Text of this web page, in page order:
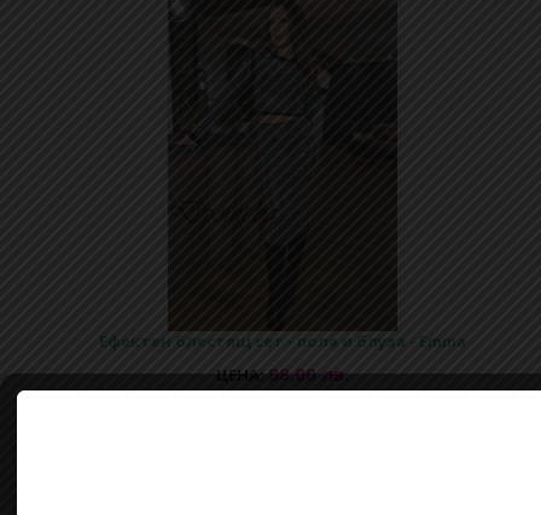
Ефектен блестящ сет - пола и блуза - Emma
ЦЕНА:98,00 лв.